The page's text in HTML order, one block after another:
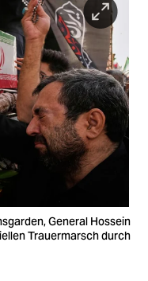
General Hossein
Trauermarsch durch